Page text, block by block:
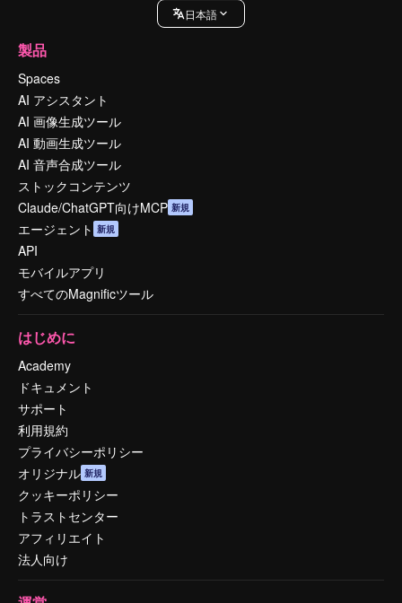
日本語
製品
Spaces
AI アシスタント
AI 画像生成ツール
AI 動画生成ツール
AI 音声合成ツール
ストックコンテンツ
Claude/ChatGPT向けMCP 新規
エージェント 新規
API
モバイルアプリ
すべてのMagnificツール
はじめに
Academy
ドキュメント
サポート
利用規約
プライバシーポリシー
オリジナル 新規
クッキーポリシー
トラストセンター
アフィリエイト
法人向け